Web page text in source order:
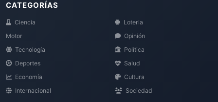
CATEGORÍAS
Ciencia
Motor
Tecnología
Deportes
Economía
Internacional
Loteria
Opinión
Política
Salud
Cultura
Sociedad